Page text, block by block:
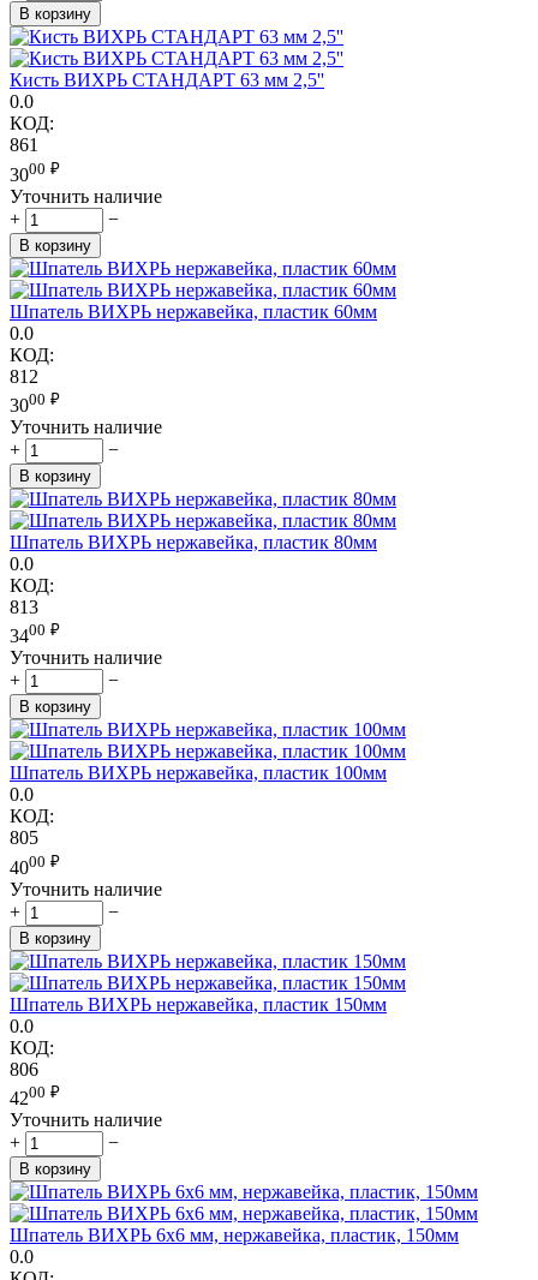
В корзину
Кисть ВИХРЬ СТАНДАРТ 63 мм 2,5''
0.0
КОД:
861
3000 ₽
Уточнить наличие
+
−
В корзину
Шпатель ВИХРЬ нержавейка, пластик 60мм
0.0
КОД:
812
3000 ₽
Уточнить наличие
+
−
В корзину
Шпатель ВИХРЬ нержавейка, пластик 80мм
0.0
КОД:
813
3400 ₽
Уточнить наличие
+
−
В корзину
Шпатель ВИХРЬ нержавейка, пластик 100мм
0.0
КОД:
805
4000 ₽
Уточнить наличие
+
−
В корзину
Шпатель ВИХРЬ нержавейка, пластик 150мм
0.0
КОД:
806
4200 ₽
Уточнить наличие
+
−
В корзину
Шпатель ВИХРЬ 6х6 мм, нержавейка, пластик, 150мм
0.0